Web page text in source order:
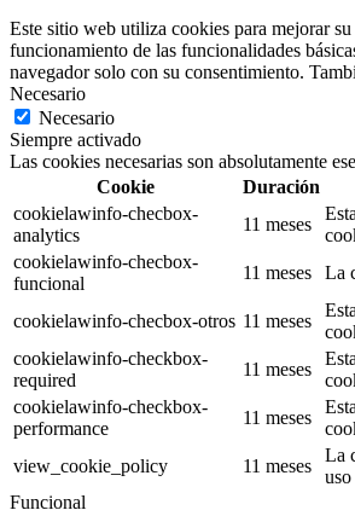
Este sitio web utiliza cookies para mejorar
funcionamiento de las funcionalidades
navegador solo con su consentimiento.
Necesario
Necesario
Siempre activado
Las cookies necesarias son absolutamente
Cookie
Duración
cookielawinfo-checbox-
analytics
11 meses
cookielawinfo-checbox-
funcional
11 meses La
cookielawinfo-checbox-otros 11 meses
cookielawinfo-checkbox-
required
11 meses
cookielawinfo-checkbox-
performance
11 meses
view_cookie_policy
11 meses
La
Funcional